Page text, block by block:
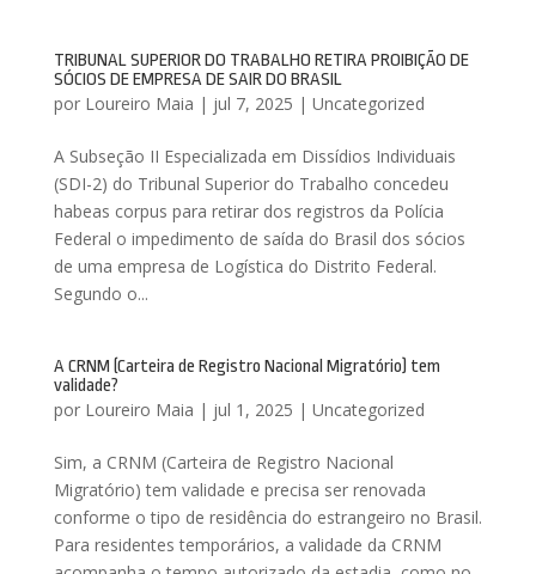
TRIBUNAL SUPERIOR DO TRABALHO RETIRA PROIBIÇÃO DE
SÓCIOS DE EMPRESA DE SAIR DO BRASIL
por Loureiro Maia | jul 7, 2025 | Uncategorized
A Subseção II Especializada em Dissídios Individuais
(SDI-2) do Tribunal Superior do Trabalho concedeu
habeas corpus para retirar dos registros da Polícia
Federal o impedimento de saída do Brasil dos sócios
de uma empresa de Logística do Distrito Federal.
Segundo o...
A CRNM (Carteira de Registro Nacional Migratório) tem
validade?
por Loureiro Maia | jul 1, 2025 | Uncategorized
Sim, a CRNM (Carteira de Registro Nacional
Migratório) tem validade e precisa ser renovada
conforme o tipo de residência do estrangeiro no Brasil.
Para residentes temporários, a validade da CRNM